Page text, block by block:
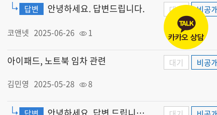
답변 안녕하세요. 답변드립니다. 대기
비공
코앤넷 2025-06-26 1
아이패드, 노트북 임차 관련 대기
비공
김민영 2025-05-28 8
카카오 상담